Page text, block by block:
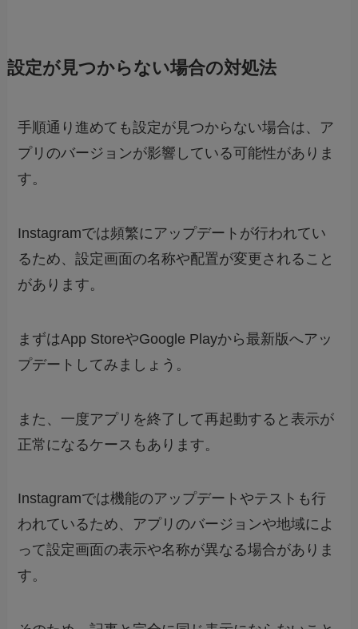
設定が見つからない場合の対処法
手順通り進めても設定が見つからない場合は、ア
プリのバージョンが影響している可能性がありま
す。
Instagramでは頻繁にアップデートが行われてい
るため、設定画面の名称や配置が変更されること
があります。
まずはApp StoreやGoogle Playから最新版へアッ
プデートしてみましょう。
また、一度アプリを終了して再起動すると表示が
正常になるケースもあります。
Instagramでは機能のアップデートやテストも行
われているため、アプリのバージョンや地域によ
って設定画面の表示や名称が異なる場合がありま
す。